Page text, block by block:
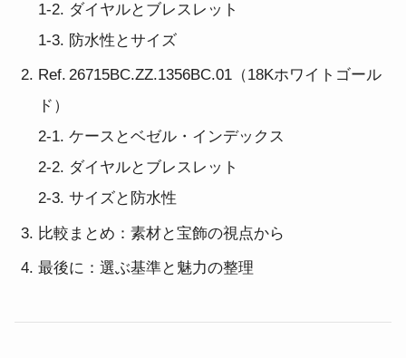
1‑2. ダイヤルとブレスレット
1‑3. 防水性とサイズ
Ref. 26715BC.ZZ.1356BC.01（18Kホワイトゴール
ド）
2‑1. ケースとベゼル・インデックス
2‑2. ダイヤルとブレスレット
2‑3. サイズと防水性
比較まとめ：素材と宝飾の視点から
最後に：選ぶ基準と魅力の整理